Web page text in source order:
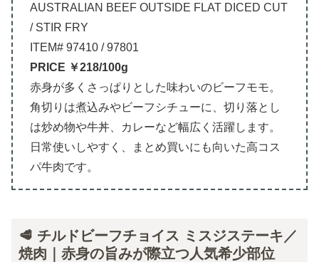
AUSTRALIAN BEEF OUTSIDE FLAT DICED CUT
/ STIR FRY
ITEM# 97410 / 97801
PRICE ￥218/100g
赤身が多くさっぱりとした味わいのビーフモモ。
角切りは煮込みやビーフシチューに、切り落とし
は炒め物や牛丼、カレーなど幅広く活躍します。
日常使いしやすく、まとめ買いにも向いた高コス
パ牛肉です。
🥩 チルドビーフチョイス ミスジステーキ／
焼肉｜赤身の旨みが際立つ人気希少部位